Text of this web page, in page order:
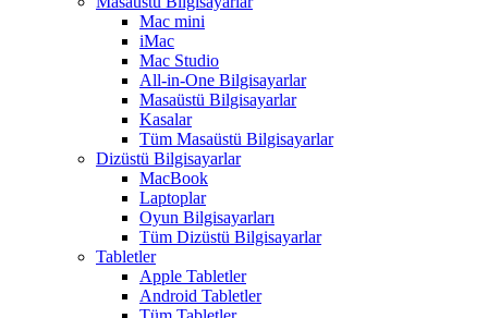
Mac mini
iMac
Mac Studio
All-in-One Bilgisayarlar
Masaüstü Bilgisayarlar
Kasalar
Tüm Masaüstü Bilgisayarlar
Dizüstü Bilgisayarlar
MacBook
Laptoplar
Oyun Bilgisayarları
Tüm Dizüstü Bilgisayarlar
Tabletler
Apple Tabletler
Android Tabletler